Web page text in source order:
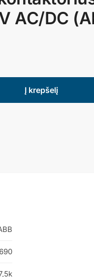
AC/DC
Į krepšelį
690